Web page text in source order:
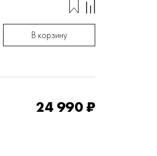
В корзину
24 990 ₽